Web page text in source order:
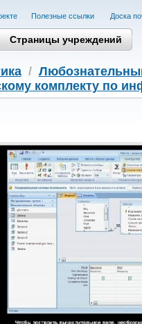
Полезные cсылки Доска
Страницы учреждений
/
комплекту по